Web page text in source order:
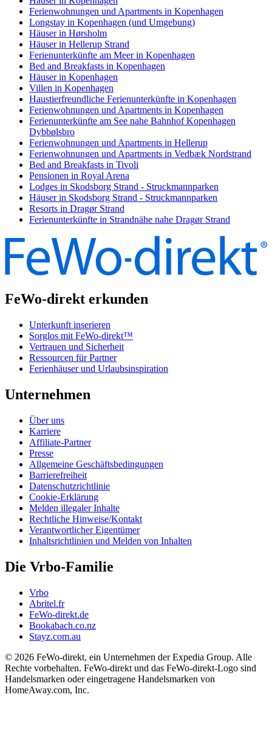
Ferienwohnungen und Apartments in Kopenhagen
Longstay in Kopenhagen (und Umgebung)
Häuser in Hørsholm
Häuser in Hellerup Strand
Ferienunterkünfte am Meer in Kopenhagen
Bed and Breakfasts in Kopenhagen
Häuser in Kopenhagen
Villen in Kopenhagen
Haustierfreundliche Ferienunterkünfte in Kopenhagen
Ferienwohnungen und Apartments in Kopenhagen
Ferienunterkünfte am See nahe Bahnhof Kopenhagen
Dybbølsbro
Ferienwohnungen und Apartments in Hellerup
Ferienwohnungen und Apartments in Vedbæk Nordstrand
Bed and Breakfasts in Tivoli
Pensionen in Royal Arena
Lodges in Skodsborg Strand - Struckmannparken
Häuser in Skodsborg Strand - Struckmannparken
Resorts in Dragør Strand
Ferienunterkünfte in Strandnähe nahe Dragør Strand
FeWo-direkt erkunden
Unterkunft inserieren
Sorglos mit FeWo-direkt™
Vertrauen und Sicherheit
Ressourcen für Partner
Ferienhäuser und Urlaubsinspiration
Unternehmen
Über uns
Karriere
Affiliate-Partner
Presse
Allgemeine Geschäftsbedingungen
Barrierefreiheit
Datenschutzrichtlinie
Cookie-Erklärung
Melden illegaler Inhalte
Rechtliche Hinweise/Kontakt
Verantwortlicher Eigentümer
Inhaltsrichtlinien und Melden von Inhalten
Die Vrbo-Familie
Vrbo
Abritel.fr
FeWo-direkt.de
Bookabach.co.nz
Stayz.com.au
© 2026 FeWo-direkt, ein Unternehmen der Expedia Group. Alle
Rechte vorbehalten. FeWo-direkt und das FeWo-direkt-Logo sind
Handelsmarken oder eingetragene Handelsmarken von
HomeAway.com, Inc.